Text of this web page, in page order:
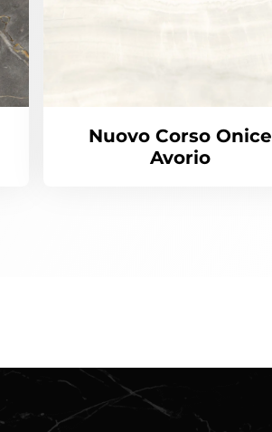
Nuovo Corso Onice
Avorio